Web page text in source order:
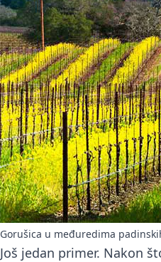
Gorušica u međuredima
Još jedan primer. Nakon